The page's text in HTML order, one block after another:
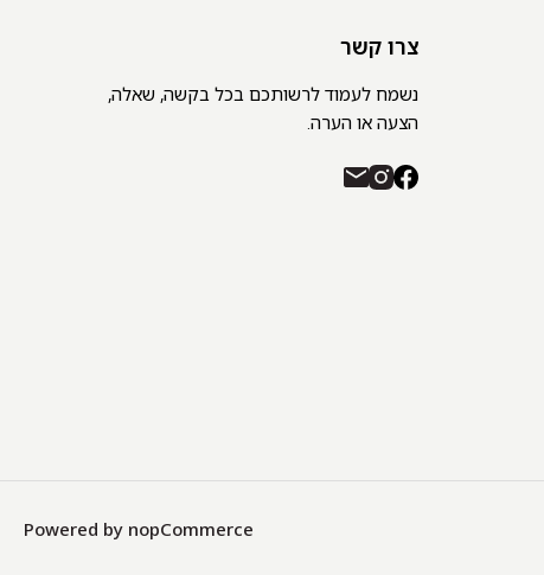
צרו קשר
נשמח לעמוד לרשותכם בכל בקשה, שאלה,
הצעה או הערה.
Powered by nopCommerce